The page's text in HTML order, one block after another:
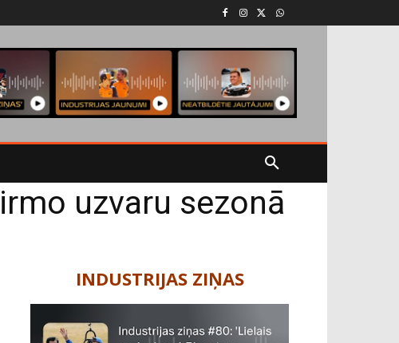
uzvaru sezonā
INDUSTRIJAS ZIŅAS